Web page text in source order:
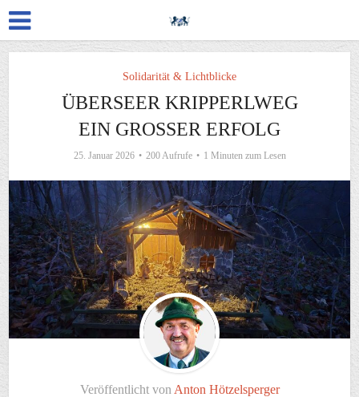
Solidarität & Lichtblicke
ÜBERSEER KRIPPERLWEG
EIN GROSSER ERFOLG
25. Januar 2026 200 Aufrufe 1 Minuten zum Lesen
Veröffentlicht von Anton Hötzelsperger